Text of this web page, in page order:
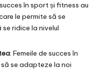
în sport și fitness au
le permite să se
ridice la nivelul
: Femeile de succes în
se adapteze la noi